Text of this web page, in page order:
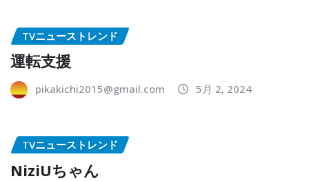
TVニューストレンド
運転支援
pikakichi2015@gmail.com 5月 2, 2024
TVニューストレンド
NiziUちゃん